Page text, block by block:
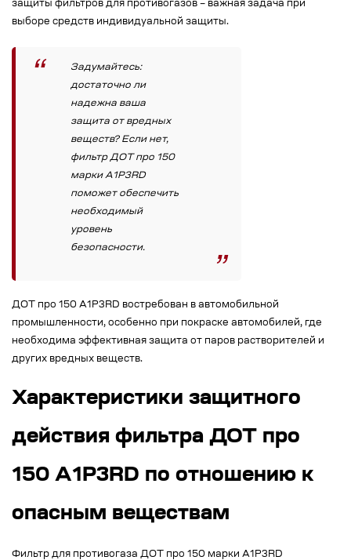
защиты фильтров для противогазов – важная задача при
выборе средств индивидуальной защиты.
Задумайтесь:
достаточно ли
надежна ваша
защита от вредных
веществ? Если нет,
фильтр ДОТ про 150
марки А1Р3RD
поможет обеспечить
необходимый
уровень
безопасности.
ДОТ про 150 А1Р3RD востребован в автомобильной
промышленности, особенно при покраске автомобилей, где
необходима эффективная защита от паров растворителей и
других вредных веществ.
Характеристики защитного
действия фильтра ДОТ про
150 А1Р3RD по отношению к
опасным веществам
Фильтр для противогаза ДОТ про 150 марки А1Р3RD